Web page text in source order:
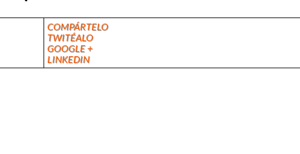
COMPÁRTELO
TWITÉALO
GOOGLE +
LINKEDIN